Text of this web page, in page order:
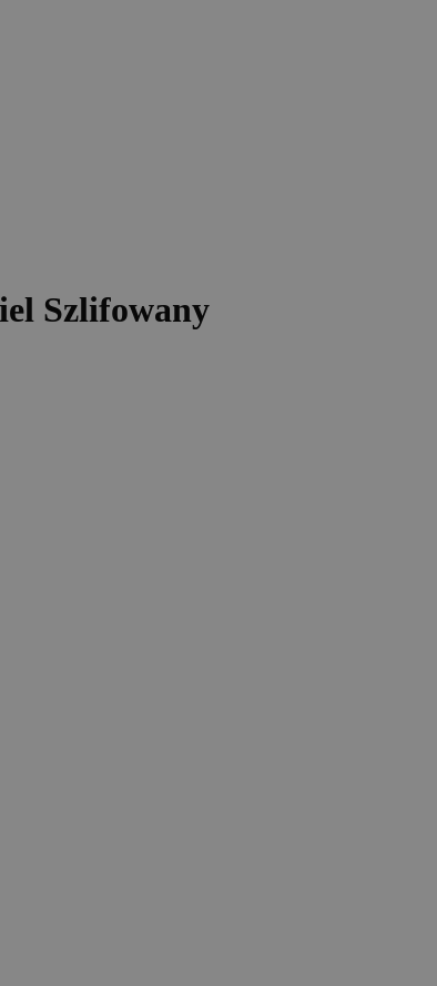
Szlifowany